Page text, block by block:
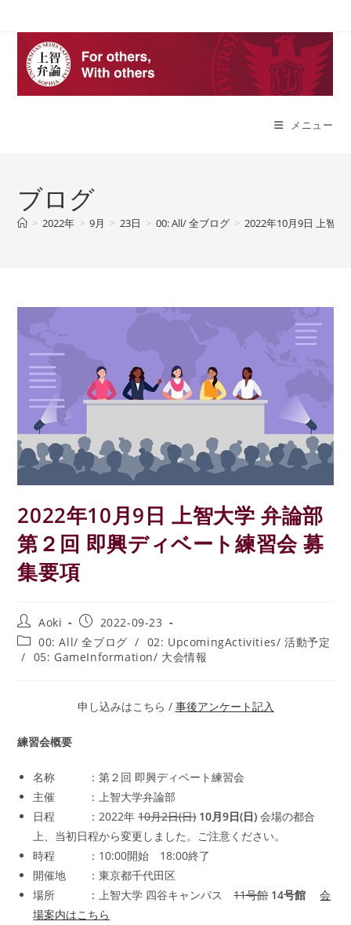
メニュー
ブログ
> 2022年 > 9月 > 23日 > 00: All/ 全ブログ > 2022年10月9日 上智
2022年10月9日 上智大学 弁論部
第２回 即興ディベート練習会 募
集要項
投
稿
者:
Aoki
投
稿
公
開
2022-09-23
投
稿
00: All/ 全ブログ / 02: UpcomingActivities/ 活動予定
/ 05: GameInformation/ 大会情報
申し込みはこちら / 事後アンケート記入
練習会概要
名称 ：第２回 即興ディベート練習会
主催 ：上智大学弁論部
日程 ：2022年10月2日(日) 10月9日(日) 会場の都合
上、当初日程から変更しました。ご注意ください。
時程 ：10:00開始 18:00終了
開催地 ：東京都千代田区
場所 ：上智大学 四谷キャンパス11号館 14号館
会
場案内はこちら